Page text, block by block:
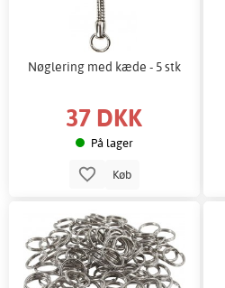
Nøglering med kæde - 5 stk
37 DKK
På lager
Køb